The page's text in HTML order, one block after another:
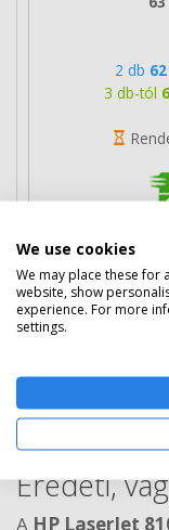
2 db
3 db-tól
A nyomtatóhoz a
eredeti HP 82X
Eredeti,
A HP LaserJet
We use cookies
We may place these
website, show
experience. For more
settings.